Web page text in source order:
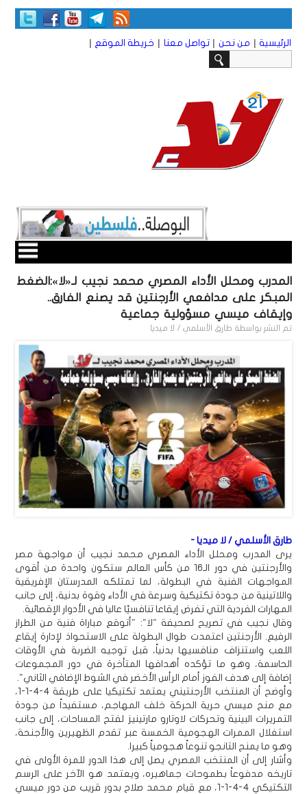
الرئيسية | من نحن | تواصل معنا | خريطة الموقع |
المدرب ومحلل الأداء المصري محمد نجيب لـ«لا»:الضغط
المبكر على مدافعي الأرجنتين قد يصنع الفارق..
وإيقاف ميسي مسؤولية جماعية
تم النشر بواسطة طارق الأسلمي / لا ميديا
طارق الأسلمي / لا ميديا -
يرى المدرب ومحلل الأداء المصري محمد نجيب أن مواجهة مصر
والأرجنتين في دور الـ16 من كأس العالم ستكون واحدة من أقوى
المواجهات الفنية في البطولة، لما تمتلكه المدرستان الإفريقية
واللاتينية من جودة تكتيكية وسرعة في الأداء وقوة بدنية، إلى جانب
المهارات الفردية التي تفرض إيقاعا تنافسيًا عاليا في الأدوار الإقصائية.
وقال نجيب في تصريح لصحيفة "لا": "أتوقع مباراة فنية من الطراز
الرفيع. الأرجنتين اعتمدت طوال البطولة على الاستحواذ لإدارة إيقاع
اللعب واستنزاف منافسيها بدنياً، قبل توجيه الضربة في الأوقات
الحاسمة، وهو ما تؤكده أهدافها المتأخرة في دور المجموعات
إضافة إلى هدف الفوز أمام الرأس الأخضر في الشوط الإضافي الثاني".
وأوضح أن المنتخب الأرجنتيني يعتمد تكتيكيا على طريقة 4-4-1-1،
مع منح ميسي حرية الحركة خلف المهاجم، مستفيداً من جودة
التمريرات البينية وتحركات لاوتارو مارتينيز لفتح المساحات، إلى جانب
استغلال الممرات الهجومية الخمسة عبر تقدم الظهيرين والأجنحة،
وهو ما يمنح التانجو تنوعاً هجومياً كبيرا.
وأشار إلى أن المنتخب المصري يصل إلى هذا الدور للمرة الأولى في
تاريخه مدفوعاً بطموحات جماهيره، ويعتمد هو الآخر على الرسم
التكتيكي 4-4-1-1، مع قيام محمد صلاح بدور قريب من دور ميسي